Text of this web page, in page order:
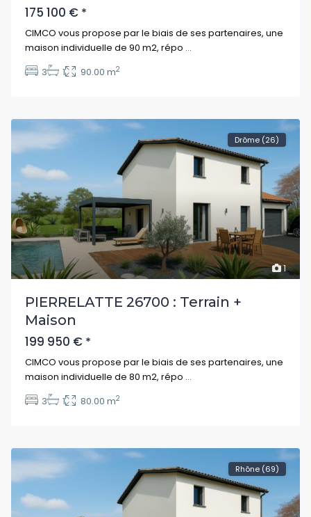
175 100 € *
CIMCO vous propose par le biais de ses partenaires, une
maison individuelle de 90 m2, répo
3 1 90.00 m2
1
Drôme (26)
PIERRELATTE 26700 : Terrain +
Maison
199 950 € *
CIMCO vous propose par le biais de ses partenaires, une
maison individuelle de 80 m2, répo
3 1 80.00 m2
Rhône (69)